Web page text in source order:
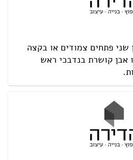
שני פתחים צמודים או בקצה
אבן קושרת בנדבכי ראש